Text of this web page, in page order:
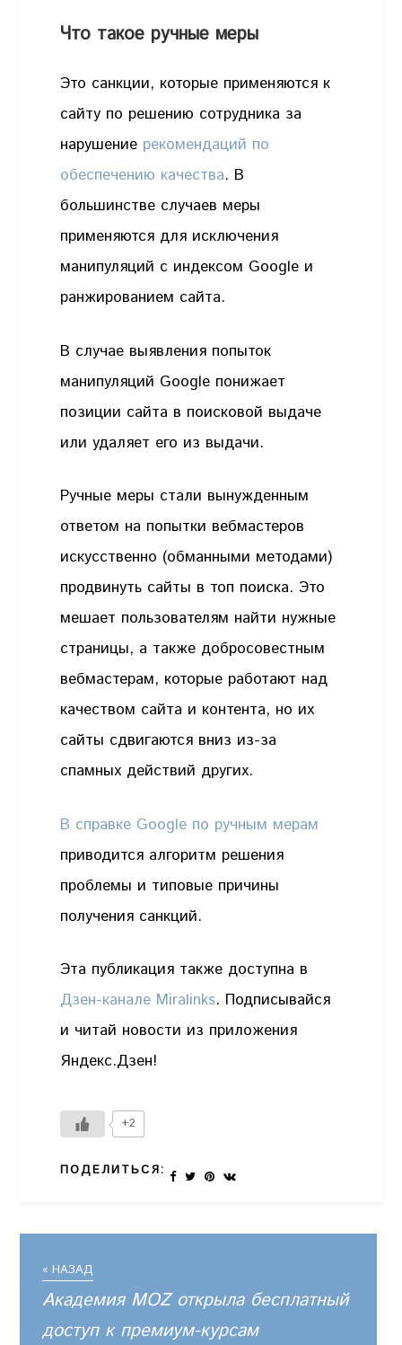
Что такое ручные меры
Это санкции, которые применяются к
сайту по решению сотрудника за
нарушение рекомендаций по
обеспечению качества. В
большинстве случаев меры
применяются для исключения
манипуляций с индексом Google и
ранжированием сайта.
В случае выявления попыток
манипуляций Google понижает
позиции сайта в поисковой выдаче
или удаляет его из выдачи.
Ручные меры стали вынужденным
ответом на попытки вебмастеров
искусственно (обманными методами)
продвинуть сайты в топ поиска. Это
мешает пользователям найти нужные
страницы, а также добросовестным
вебмастерам, которые работают над
качеством сайта и контента, но их
сайты сдвигаются вниз из-за
спамных действий других.
В справке Google по ручным мерам
приводится алгоритм решения
проблемы и типовые причины
получения санкций.
Эта публикация также доступна в
Дзен-канале Miralinks. Подписывайся
и читай новости из приложения
Яндекс.Дзен!
+2
ПОДЕЛИТЬСЯ:
« НАЗАД
Академия MOZ открыла бесплатный
доступ к премиум-курсам